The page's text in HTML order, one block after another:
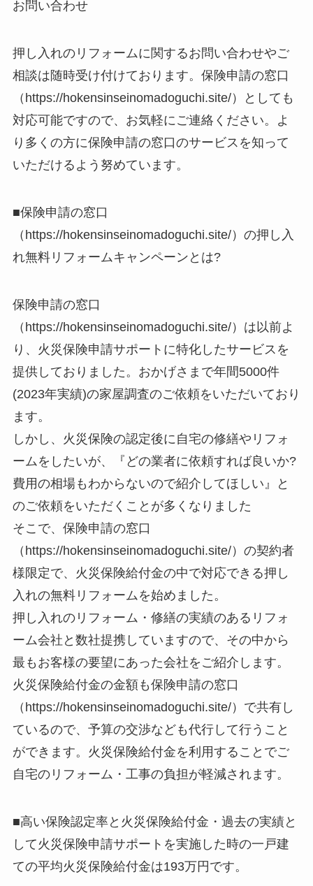
お問い合わせ
押し入れのリフォームに関するお問い合わせやご
相談は随時受け付けております。保険申請の窓口
（https://hokensinseinomadoguchi.site/）としても
対応可能ですので、お気軽にご連絡ください。よ
り多くの方に保険申請の窓口のサービスを知って
いただけるよう努めています。
■保険申請の窓口
（https://hokensinseinomadoguchi.site/）の押し入
れ無料リフォームキャンペーンとは?
保険申請の窓口
（https://hokensinseinomadoguchi.site/）は以前よ
り、火災保険申請サポートに特化したサービスを
提供しておりました。おかげさまで年間5000件
(2023年実績)の家屋調査のご依頼をいただいており
ます。
しかし、火災保険の認定後に自宅の修繕やリフォ
ームをしたいが、『どの業者に依頼すれば良いか?
費用の相場もわからないので紹介してほしい』と
のご依頼をいただくことが多くなりました
そこで、保険申請の窓口
（https://hokensinseinomadoguchi.site/）の契約者
様限定で、火災保険給付金の中で対応できる押し
入れの無料リフォームを始めました。
押し入れのリフォーム・修繕の実績のあるリフォ
ーム会社と数社提携していますので、その中から
最もお客様の要望にあった会社をご紹介します。
火災保険給付金の金額も保険申請の窓口
（https://hokensinseinomadoguchi.site/）で共有し
ているので、予算の交渉なども代行して行うこと
ができます。火災保険給付金を利用することでご
自宅のリフォーム・工事の負担が軽減されます。
■高い保険認定率と火災保険給付金・過去の実績と
して火災保険申請サポートを実施した時の一戸建
ての平均火災保険給付金は193万円です。